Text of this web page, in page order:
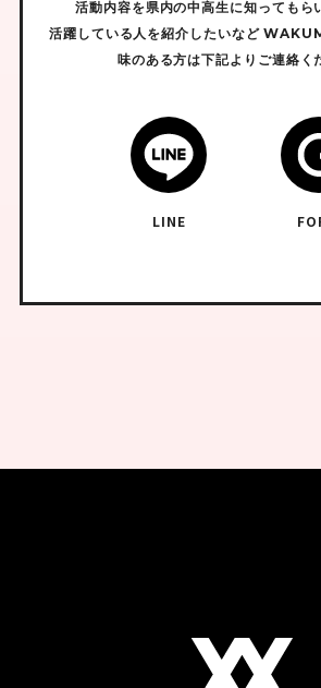
活動内容を県内の中高生に知ってもら
活躍している人を紹介したいなど
味のある方は下記よりご連絡く
LINE